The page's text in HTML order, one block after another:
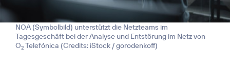
NOA (Symbolbild) unterstützt die Netzteams im
Tagesgeschäft bei der Analyse und Entstörung im Netz von
O2 Telefónica (Credits: iStock / gorodenkoff)